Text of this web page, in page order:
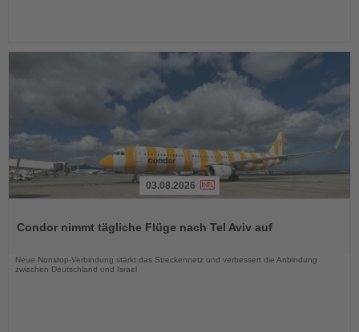
die
03.08.2026
Condor nimmt tägliche Flüge nach Tel Aviv auf
Neue Nonstop-Verbindung stärkt das Streckennetz und verbessert die Anbindung
zwischen Deutschland und Israel